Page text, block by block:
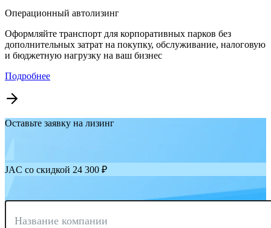
Операционный автолизинг
Оформляйте транспорт для корпоративных парков без
дополнительных затрат на покупку, обслуживание, налоговую
и бюджетную нагрузку на ваш бизнес
Подробнее
Оставьте заявку на лизинг
JAC со скидкой 24 300 ₽
Название компании